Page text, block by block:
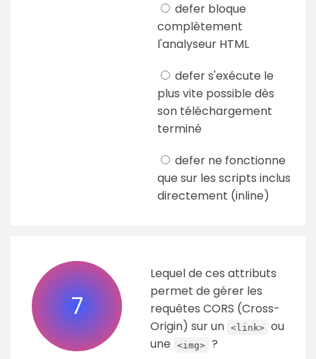
defer bloque
complètement
l'analyseur HTML
defer s'exécute le
plus vite possible dès
son téléchargement
terminé
defer ne fonctionne
que sur les scripts inclus
directement (inline)
7
Lequel de ces attributs
permet de gérer les
requêtes CORS (Cross-
Origin) sur un <link> ou
une
<img> ?